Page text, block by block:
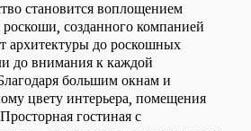
становится воплощением
созданного компанией
до роскошных
до внимания к каждой
большим окнам и
цвету интерьера, помещения
гостиная с